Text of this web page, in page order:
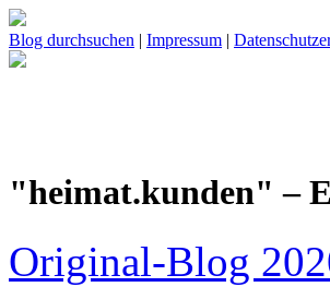
Blog durchsuchen | Impressum |
"heimat.kunden" –
Original-Blog